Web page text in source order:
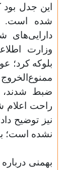
این جدل
شده است.
دارایی‌های
وزارت
بلوکه کرد؛
ضبط شدند،
راحت اعلام
نیز توضیح
نشده است؛
بهمنی